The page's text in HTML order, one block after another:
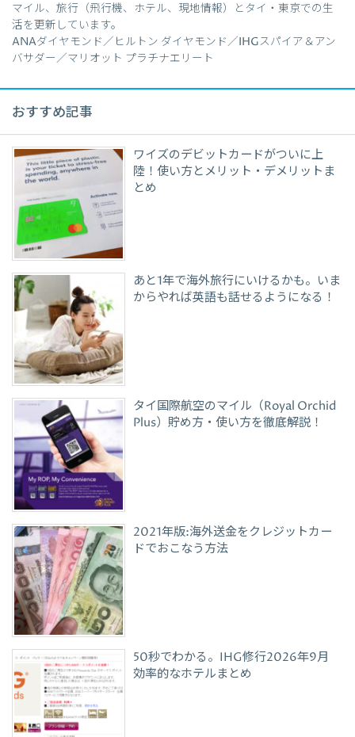
マイル、旅行（飛行機、ホテル、現地情報）とタイ・東京での生
活を更新しています。
ANAダイヤモンド／ヒルトン ダイヤモンド／IHGスパイア＆アン
バサダー／マリオット プラチナエリート
おすすめ記事
ワイズのデビットカードがついに上
陸！使い方とメリット・デメリットま
とめ
あと1年で海外旅行にいけるかも。いま
からやれば英語も話せるようになる！
タイ国際航空のマイル（Royal Orchid
Plus）貯め方・使い方を徹底解説！
2021年版:海外送金をクレジットカー
ドでおこなう方法
50秒でわかる。IHG修行2026年9月
効率的なホテルまとめ